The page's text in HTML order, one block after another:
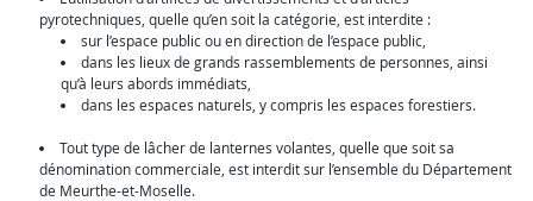
pyrotechniques, quelle qu’en soit la catégorie, est interdite :
sur l’espace public ou en direction de l’espace public,
dans les lieux de grands rassemblements de personnes, ainsi
qu’à leurs abords immédiats,
dans les espaces naturels, y compris les espaces forestiers.
Tout type de lâcher de lanternes volantes, quelle que soit sa
dénomination commerciale, est interdit sur l’ensemble du Département
de Meurthe-et-Moselle.